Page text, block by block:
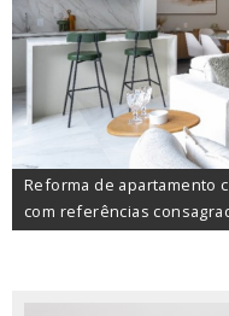
Reforma de apartamento
com referências